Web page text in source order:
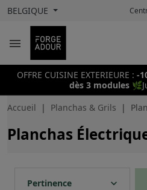
BELGIQUE

OFFRE CUISINE EXTERIEURE : -
dès 3 modules 🌿
Accueil
Planchas & Grils
Planchas
Pertinence expand_more